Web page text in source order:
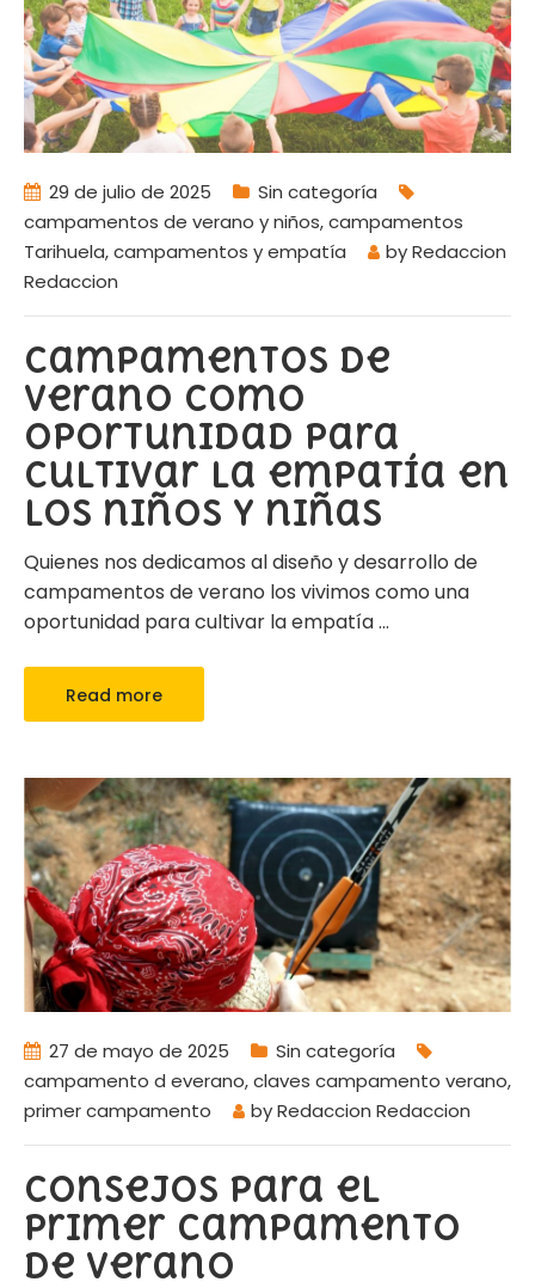
29 de julio de 2025
Sin categoría
campamentos de verano y niños,campamentos
Tarihuela,campamentos y empatía byRedaccion
Redaccion
Campamentos de
verano como
oportunidad para
cultivar la empatía en
los niños y niñas
Quienes nos dedicamos al diseño y desarrollo de
campamentos de verano los vivimos como una
oportunidad para cultivar la empatía…
Read more
27 de mayo de 2025
Sin categoría
campamento d everano,claves campamento verano,
primer campamento
byRedaccion Redaccion
Consejos para el
primer campamento
de verano